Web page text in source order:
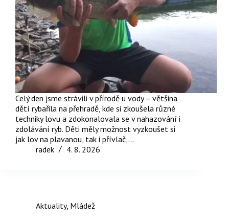
Celý den jsme strávili v přírodě u vody – většina
dětí rybařila na přehradě, kde si zkoušela různé
techniky lovu a zdokonalovala se v nahazování i
zdolávání ryb. Děti měly možnost vyzkoušet si
jak lov na plavanou, tak i přívlač,…
radek
4. 8. 2026
Aktuality, Mládež